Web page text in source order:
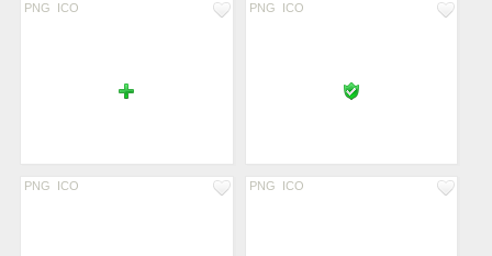
PNG ICO PNG ICO
PNG ICO PNG ICO